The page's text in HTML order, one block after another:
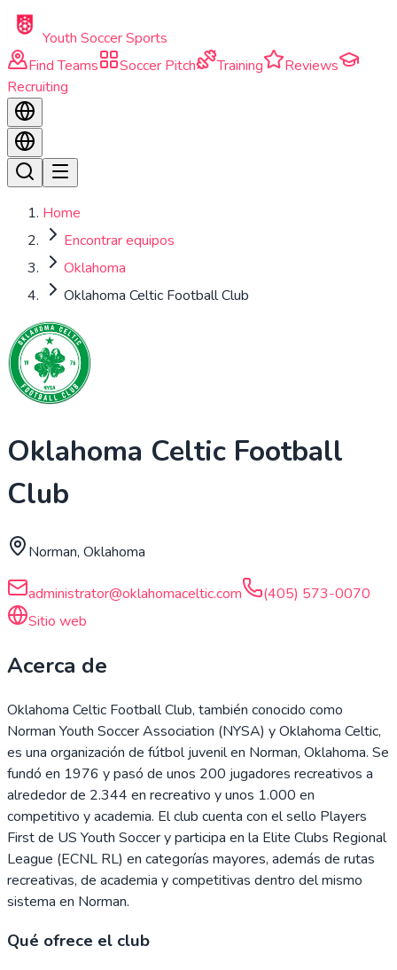
Skip to main content
Youth Soccer Sports
Find Teams
Soccer Pitch Training
Reviews
Recruiting
Home
Encontrar equipos
Oklahoma
Oklahoma Celtic Football Club
Oklahoma Celtic Football
Club
Norman, Oklahoma
administrator@oklahomaceltic.com
(405) 573-0070
Sitio web
Acerca de
Oklahoma Celtic Football Club, también conocido como
Norman Youth Soccer Association (NYSA) y Oklahoma Celtic,
es una organización de fútbol juvenil en Norman, Oklahoma. Se
fundó en 1976 y pasó de unos 200 jugadores recreativos a
alrededor de 2.344 en recreativo y unos 1.000 en
competitivo y academia. El club cuenta con el sello Players
First de US Youth Soccer y participa en la Elite Clubs Regional
League (ECNL RL) en categorías mayores, además de rutas
recreativas, de academia y competitivas dentro del mismo
sistema en Norman.
Qué ofrece el club